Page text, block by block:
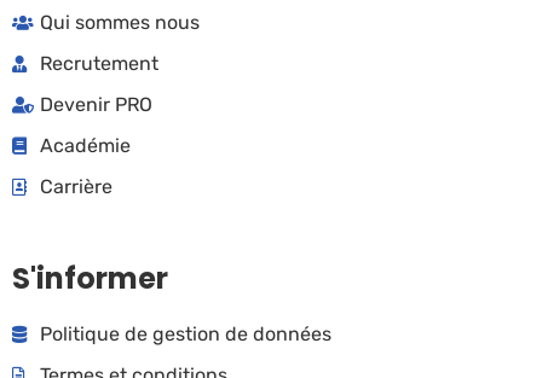
Qui sommes nous
Recrutement
Devenir PRO
Académie
Carrière
S'informer
Politique de gestion de données